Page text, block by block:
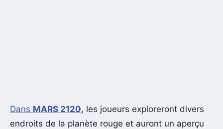
Dans MARS 2120, les joueurs exploreront divers
endroits de la planète rouge et auront un aperçu